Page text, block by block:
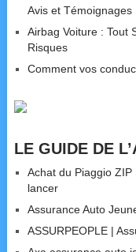
Avis et Témoignages
Airbag Voiture : Tout
Risques
Comment vos
LE GUIDE DE
Achat du Piaggio ZIP
lancer
Assurance Auto
ASSURPEOPLE |